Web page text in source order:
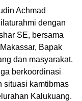
Achmad
dengan
SE, bersama
Bapak
dan masyarakat.
berkoordinasi
situasi kamtibmas
Kalukuang.